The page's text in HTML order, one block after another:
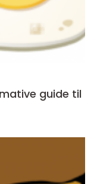
guide til